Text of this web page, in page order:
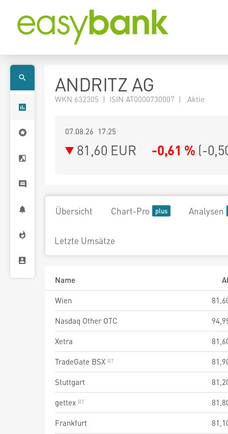
ANDRITZ AG
WKN 632305 | ISIN AT0000730007 | Aktie
07.08.26 17:25
81,60 EUR -0,61 % (-
Übersicht Chart-Pro Analysen
Letzte Umsätze
Name
Wien
Nasdaq Other OTC
Xetra
TradeGate BSX
Stuttgart
gettex
Frankfurt